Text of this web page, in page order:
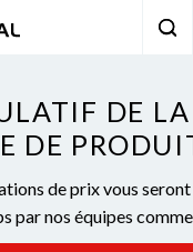
DE LA
DE
de prix vous
par nos équipes